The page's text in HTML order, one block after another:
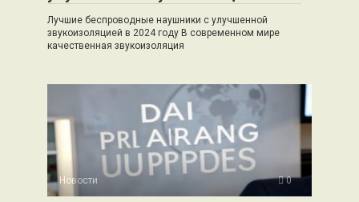
Лучшие беспроводные наушники с улучшенной
звукоизоляцией в 2024 году В современном мире
качественная звукоизоляция
Новости 0